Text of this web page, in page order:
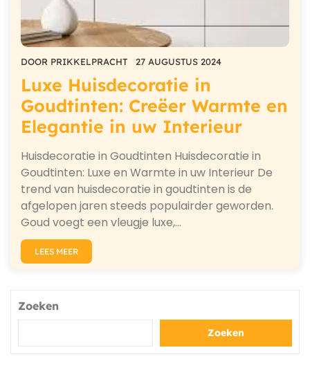
DOOR PRIKKELPRACHT 27 AUGUSTUS 2024
Luxe Huisdecoratie in
Goudtinten: Creëer Warmte en
Elegantie in uw Interieur
Huisdecoratie in Goudtinten Huisdecoratie in
Goudtinten: Luxe en Warmte in uw Interieur De
trend van huisdecoratie in goudtinten is de
afgelopen jaren steeds populairder geworden.
Goud voegt een vleugje luxe,…
LEES MEER
Zoeken
Zoeken